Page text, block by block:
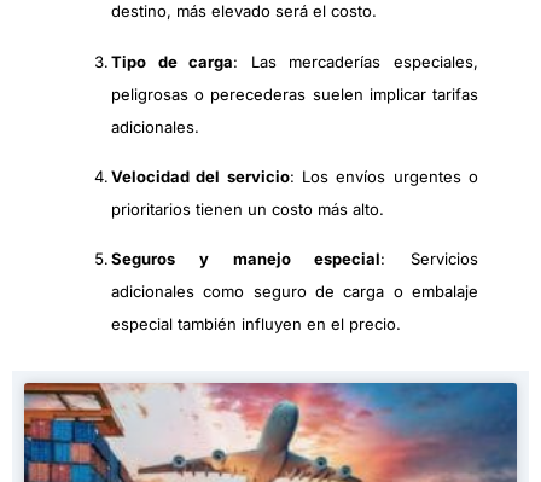
destino, más elevado será el costo.
Tipo de carga: Las mercaderías especiales,
peligrosas o perecederas suelen implicar tarifas
adicionales.
Velocidad del servicio: Los envíos urgentes o
prioritarios tienen un costo más alto.
Seguros y manejo especial: Servicios
adicionales como seguro de carga o embalaje
especial también influyen en el precio.